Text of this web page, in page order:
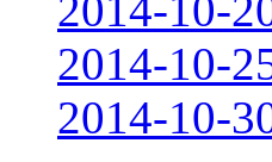
2014-10-
2014-10-